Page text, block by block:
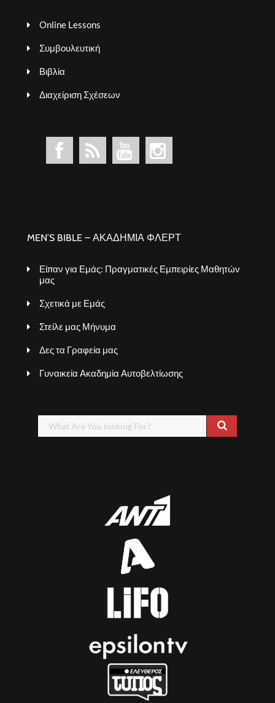
Online Lessons
Συμβουλευτική
Βιβλία
Διαχείριση Σχέσεων
MEN’S BIBLE – ΑΚΑΔΗΜΙΑ ΦΛΕΡΤ
Είπαν για Εμάς: Πραγματικές Εμπειρίες Μαθητών
μας
Σχετικά με Εμάς
Στείλε μας Μήνυμα
Δες τα Γραφεία μας
Γυναικεία Ακαδημία Αυτοβελτίωσης